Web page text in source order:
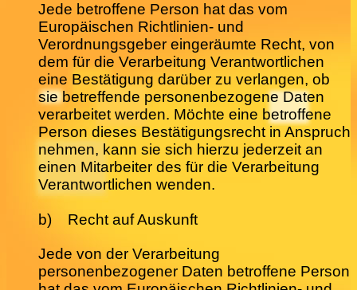
Jede betroffene Person hat das vom
Europäischen Richtlinien- und
Verordnungsgeber eingeräumte Recht, von
dem für die Verarbeitung Verantwortlichen
eine Bestätigung darüber zu verlangen, ob
sie betreffende personenbezogene Daten
verarbeitet werden. Möchte eine betroffene
Person dieses Bestätigungsrecht in Anspruch
nehmen, kann sie sich hierzu jederzeit an
einen Mitarbeiter des für die Verarbeitung
Verantwortlichen wenden.
b) Recht auf Auskunft
Jede von der Verarbeitung
personenbezogener Daten betroffene Person